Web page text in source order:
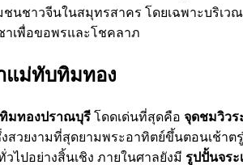
นชาวจีนในสมุทรสาคร โดยเฉพาะบริเ
าเพื่อขอพรและโชคลาภ
แม่ทับทิมทอง
ทิมทองปราณบุรี โดดเด่นที่สุดคือ จุดชมวิวร
สวยงามที่สุดยามพระอาทิตย์ขึ้นตอนเช้าต
วไปอย่างสิ้นเชิง ภายในศาลยังมี รูปปั้นจร